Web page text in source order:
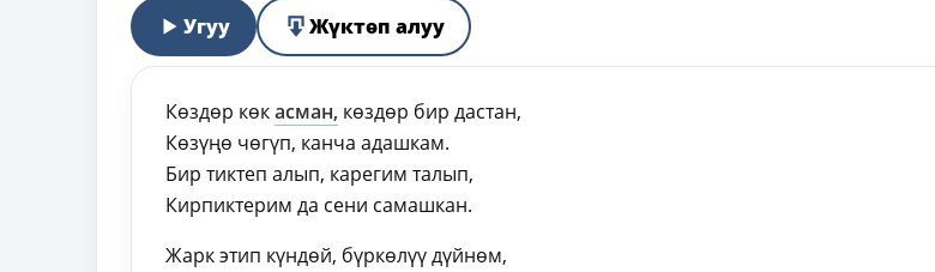
Угуу Жүктөп алуу
Көздөр көкасман, көздөр бир дастан,
Көзүңө чөгүп, канча адашкам.
Бир тиктеп алып, карегим талып,
Кирпиктерим да сени самашкан.
Жарк этип күндөй, бүркөлүү дүйнөм,